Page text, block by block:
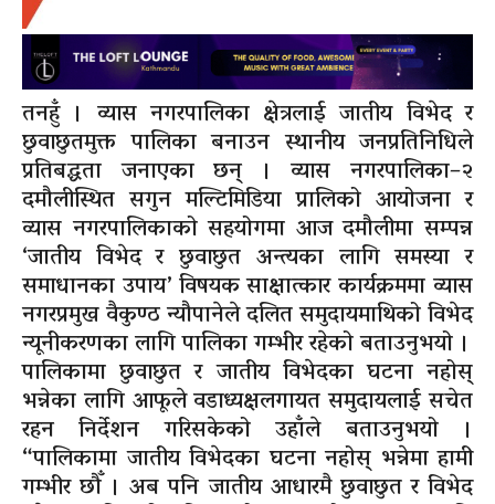
तनहुँ । व्यास नगरपालिका क्षेत्रलाई जातीय विभेद र
छुवाछुतमुक्त पालिका बनाउन स्थानीय जनप्रतिनिधिले
प्रतिबद्धता जनाएका छन् । व्यास नगरपालिका–२
दमौलीस्थित सगुन मल्टिमिडिया प्रालिको आयोजना र
व्यास नगरपालिकाको सहयोगमा आज दमौलीमा सम्पन्न
‘जातीय विभेद र छुवाछुत अन्त्यका लागि समस्या र
समाधानका उपाय’ विषयक साक्षात्कार कार्यक्रममा व्यास
नगरप्रमुख वैकुण्ठ न्यौपानेले दलित समुदायमाथिको विभेद
न्यूनीकरणका लागि पालिका गम्भीर रहेको बताउनुभयो ।
पालिकामा छुवाछुत र जातीय विभेदका घटना नहोस्
भन्नेका लागि आफूले वडाध्यक्षलगायत समुदायलाई सचेत
रहन निर्देशन गरिसकेको उहाँले बताउनुभयो ।
“पालिकामा जातीय विभेदका घटना नहोस् भन्नेमा हामी
गम्भीर छौँ । अब पनि जातीय आधारमै छुवाछुत र विभेद